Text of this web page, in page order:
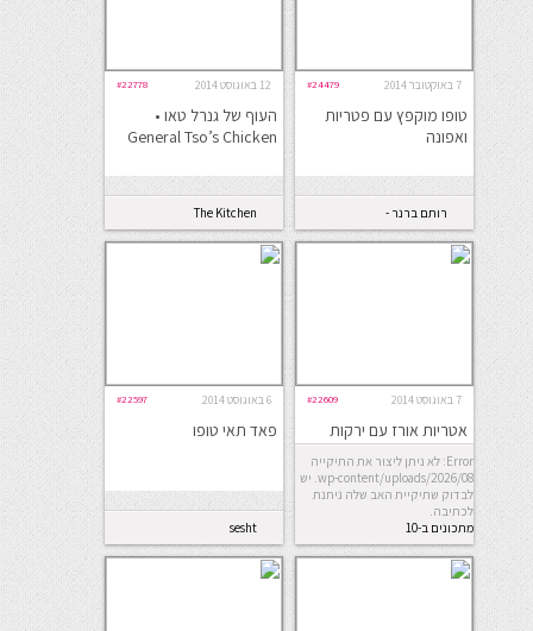
7 באוקטובר 2014 #24479
טופו מוקפץ עם פטריות
ואפונה
רותם ברנר -
מאמנת תזונה
12 באוגוסט 2014 #22778
העוף של גנרל טאו •
General Tso’s Chicken
The Kitchen
Coach
7 באוגוסט 2014 #22609
אטריות אורז עם ירקות
Error: לא ניתן ליצור את התיקייה
wp-content/uploads/2026/08. יש
לבדוק שתיקיית האב שלה ניתנת
לכתיבה.
מתכונים ב-10
דקות
6 באוגוסט 2014 #22597
פאד תאי טופו
sesht